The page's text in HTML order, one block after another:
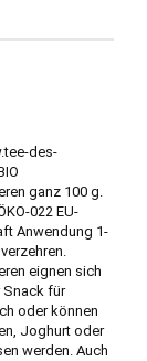
des-
ganz 100 g.
022 EU-
Anwendung 1-
eignen sich
Snack für
oder können
Joghurt oder
werden. Auch